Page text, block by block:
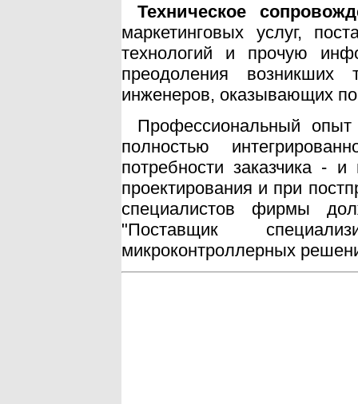
Техническое
маркетинговых услуг,
технологий и прочую
преодоления возникших
инженеров, оказывающих
Профессиональный
полностью
потребности заказчика -
проектирования и при
специалистов фирмы
"Поставщик
микроконтроллерных